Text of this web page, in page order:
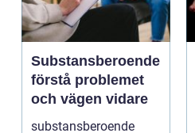
Substansberoende
förstå problemet
och vägen vidare
substansberoende